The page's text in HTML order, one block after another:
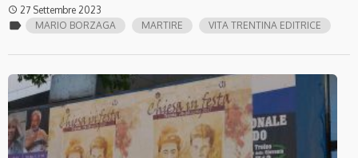
access_time 27 Settembre 2023
label MARIO BORZAGA MARTIRE VITA TRENTINA EDITRICE